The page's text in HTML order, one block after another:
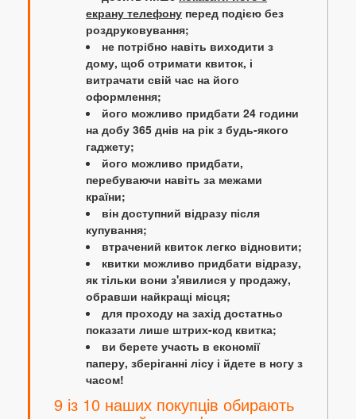
екрану телефону перед подією без
роздруковування;
не потрібно навіть виходити з
дому, щоб отримати квиток, і
витрачати свій час на його
оформлення;
його можливо придбати 24 години
на добу 365 днів на рік з будь-якого
гаджету;
його можливо придбати,
перебуваючи навіть за межами
країни;
він доступний відразу після
купування;
втрачений квиток легко відновити;
квитки можливо придбати відразу,
як тільки вони з'явилися у продажу,
обравши найкращі місця;
для проходу на захід достатньо
показати лише штрих-код квитка;
ви берете участь в економії
паперу, зберіганні лісу і йдете в ногу з
часом!
9 із 10 наших покупців обирають